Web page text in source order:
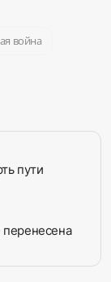
война
пути
перенесена